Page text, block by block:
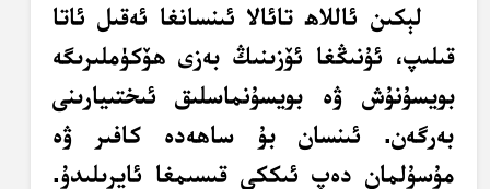
لېكىن ئاللاھ تائالا ئىنسانغا ئەقىل ئاتا
قىلىپ، ئۇنىڭغا ئۆزىنىڭ بەزى ھۆكۈملىرىگە
بويسۇنۇش ۋە بويسۇنماسلىق ئىختىيارىنى
بەرگەن. ئىنسان بۇ ساھەدە كافىر ۋە
مۇسۇلمان دەپ ئىككى قىسىمغا ئايرىلىدۇ.